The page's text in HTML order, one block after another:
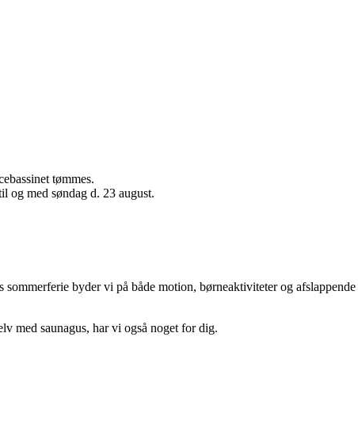
tømmes.
og med søndag d. 23 august.
byder vi på både motion, børneaktiviteter og
med saunagus, har vi også noget for dig.